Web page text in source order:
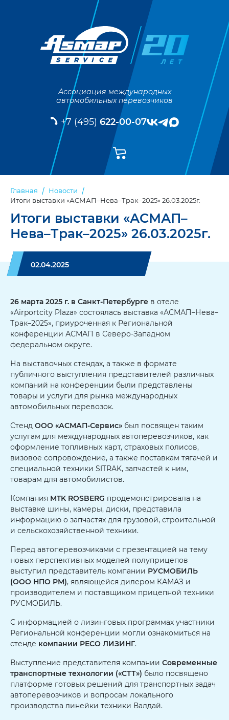
Ассоциация международных
автомобильных перевозчиков
+7 (495) 622-00-07
Главная
Новости
Итоги выставки «АСМАП–Нева–Трак–2025» 26.03.2025г.
Итоги выставки «АСМАП–
Нева–Трак–2025» 26.03.2025г.
02.04.2025
26 марта 2025 г. в Санкт-Петербурге в отеле
«Airportcity Plaza» состоялась выставка «АСМАП–Нева–
Трак–2025», приуроченная к Региональной
конференции АСМАП в Северо-Западном
федеральном округе.
На выставочных стендах, а также в формате
публичного выступления представителей различных
компаний на конференции были представлены
товары и услуги для рынка международных
автомобильных перевозок.
Стенд ООО «АСМАП-Сервис» был посвящен таким
услугам для международных автоперевозчиков, как
оформление топливных карт, страховых полисов,
визовое сопровождение, а также поставкам тягачей и
специальной техники SITRAK, запчастей к ним,
товарам для автомобилистов.
Компания MTK ROSBERG продемонстрировала на
выставке шины, камеры, диски, представила
информацию о запчастях для грузовой, строительной
и сельскохозяйственной техники.
Перед автоперевозчиками с презентацией на тему
новых перспективных моделей полуприцепов
выступил представитель компании РУСМОБИЛЬ
(ООО НПО РМ), являющейся дилером КАМАЗ и
производителем и поставщиком прицепной техники
РУСМОБИЛЬ.
С информацией о лизинговых программах участники
Региональной конференции могли ознакомиться на
стенде компании РЕСO ЛИЗИНГ.
Выступление представителя компании Современные
транспортные технологии («СТТ») было посвящено
платформе готовых решений для транспортных задач
автоперевозчиков и вопросам локального
производства линейки техники Валдай.